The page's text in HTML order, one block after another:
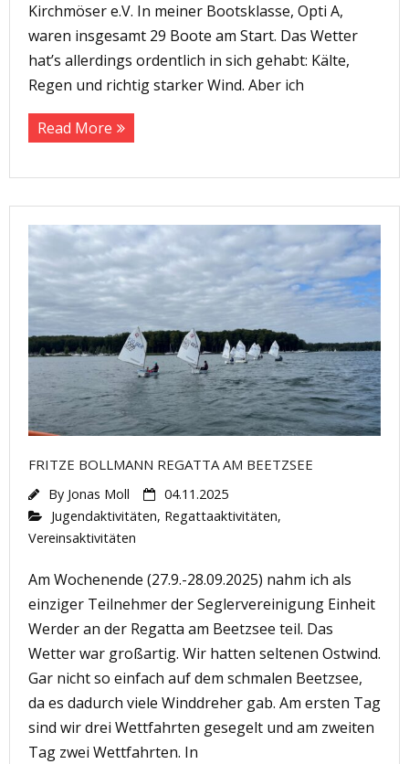
Kirchmöser e.V. In meiner Bootsklasse, Opti A,
waren insgesamt 29 Boote am Start. Das Wetter
hat’s allerdings ordentlich in sich gehabt: Kälte,
Regen und richtig starker Wind. Aber ich
Read More
FRITZE BOLLMANN REGATTA AM BEETZSEE
By Jonas Moll
04.11.2025
Jugendaktivitäten, Regattaaktivitäten,
Vereinsaktivitäten
Am Wochenende (27.9.-28.09.2025) nahm ich als
einziger Teilnehmer der Seglervereinigung Einheit
Werder an der Regatta am Beetzsee teil. Das
Wetter war großartig. Wir hatten seltenen Ostwind.
Gar nicht so einfach auf dem schmalen Beetzsee,
da es dadurch viele Winddreher gab. Am ersten Tag
sind wir drei Wettfahrten gesegelt und am zweiten
Tag zwei Wettfahrten. In